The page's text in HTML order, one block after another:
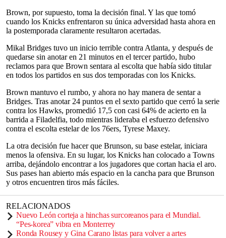
Brown, por supuesto, toma la decisión final. Y las que tomó
cuando los Knicks enfrentaron su única adversidad hasta ahora en
la postemporada claramente resultaron acertadas.
Mikal Bridges tuvo un inicio terrible contra Atlanta, y después de
quedarse sin anotar en 21 minutos en el tercer partido, hubo
reclamos para que Brown sentara al escolta que había sido titular
en todos los partidos en sus dos temporadas con los Knicks.
Brown mantuvo el rumbo, y ahora no hay manera de sentar a
Bridges. Tras anotar 24 puntos en el sexto partido que cerró la serie
contra los Hawks, promedió 17,5 con casi 64% de acierto en la
barrida a Filadelfia, todo mientras lideraba el esfuerzo defensivo
contra el escolta estelar de los 76ers, Tyrese Maxey.
La otra decisión fue hacer que Brunson, su base estelar, iniciara
menos la ofensiva. En su lugar, los Knicks han colocado a Towns
arriba, dejándolo encontrar a los jugadores que cortan hacia el aro.
Sus pases han abierto más espacio en la cancha para que Brunson
y otros encuentren tiros más fáciles.
RELACIONADOS
Nuevo León corteja a hinchas surcoreanos para el Mundial.
“Pes-korea” vibra en Monterrey
Ronda Rousey y Gina Carano listas para volver a artes